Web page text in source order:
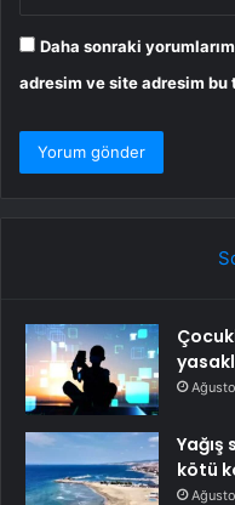
Daha sonraki
adresim ve site adresim bu
Yağış
kötü